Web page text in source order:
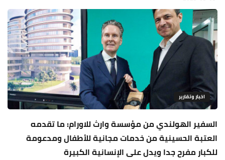
اخبار وتقارير
السفير الهولندي من مؤسسة وارث للاورام: ما تقدمه
العتبة الحسينية من خدمات مجانية للأطفال ومدعومة
للكبار مفرح جدا ويدل على الإنسانية الكبيرة